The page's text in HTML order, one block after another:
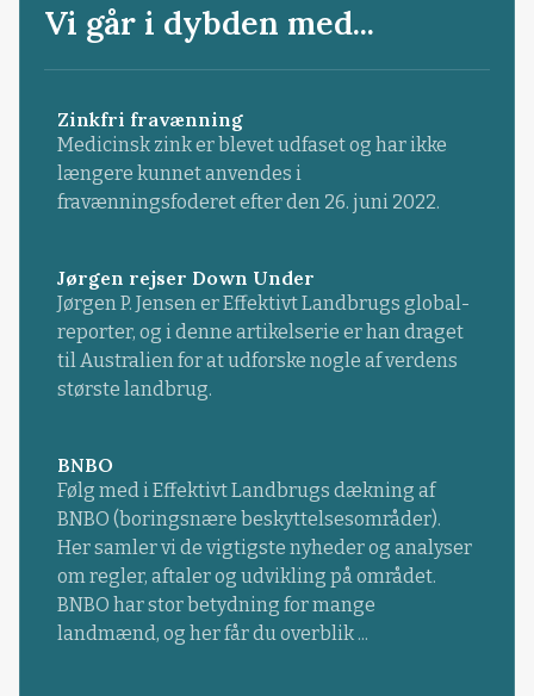
Vi går i dybden med...
Zinkfri fravænning
Medicinsk zink er blevet udfaset og har ikke
længere kunnet anvendes i
fravænningsfoderet efter den 26. juni 2022.
Jørgen rejser Down Under
Jørgen P. Jensen er Effektivt Landbrugs global-
reporter, og i denne artikelserie er han draget
til Australien for at udforske nogle af verdens
største landbrug.
BNBO
Følg med i Effektivt Landbrugs dækning af
BNBO (boringsnære beskyttelsesområder).
Her samler vi de vigtigste nyheder og analyser
om regler, aftaler og udvikling på området.
BNBO har stor betydning for mange
landmænd, og her får du overblik ...